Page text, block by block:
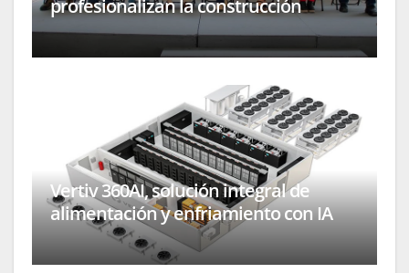
profesionalizan la construcción
Vertiv 360AI, solución integral de
alimentación y enfriamiento con IA